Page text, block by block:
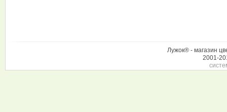
Лужок® - магазин
2001-